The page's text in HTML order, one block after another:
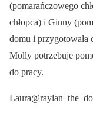
(pomarańczowego
chłopca) i Ginny
domu i przygotowała
Molly potrzebuje
do pracy.